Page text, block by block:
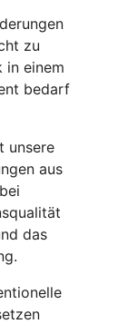
zu
in einem
bedarf
unsere
aus
das